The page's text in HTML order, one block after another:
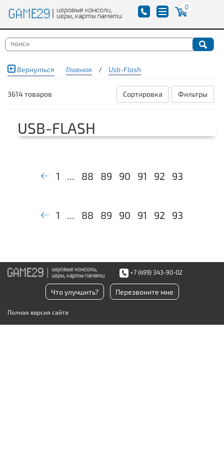
0
Вернуться Главная / Usb-Flash
3614 товаров Фильтры
Сортировка
USB-FLASH
1 ... 88 89 90 91 92 93
1 ... 88 89 90 91 92 93
+7 (499) 343-90-02
Что улучшить? Перезвоните мне
Полная версия сайта